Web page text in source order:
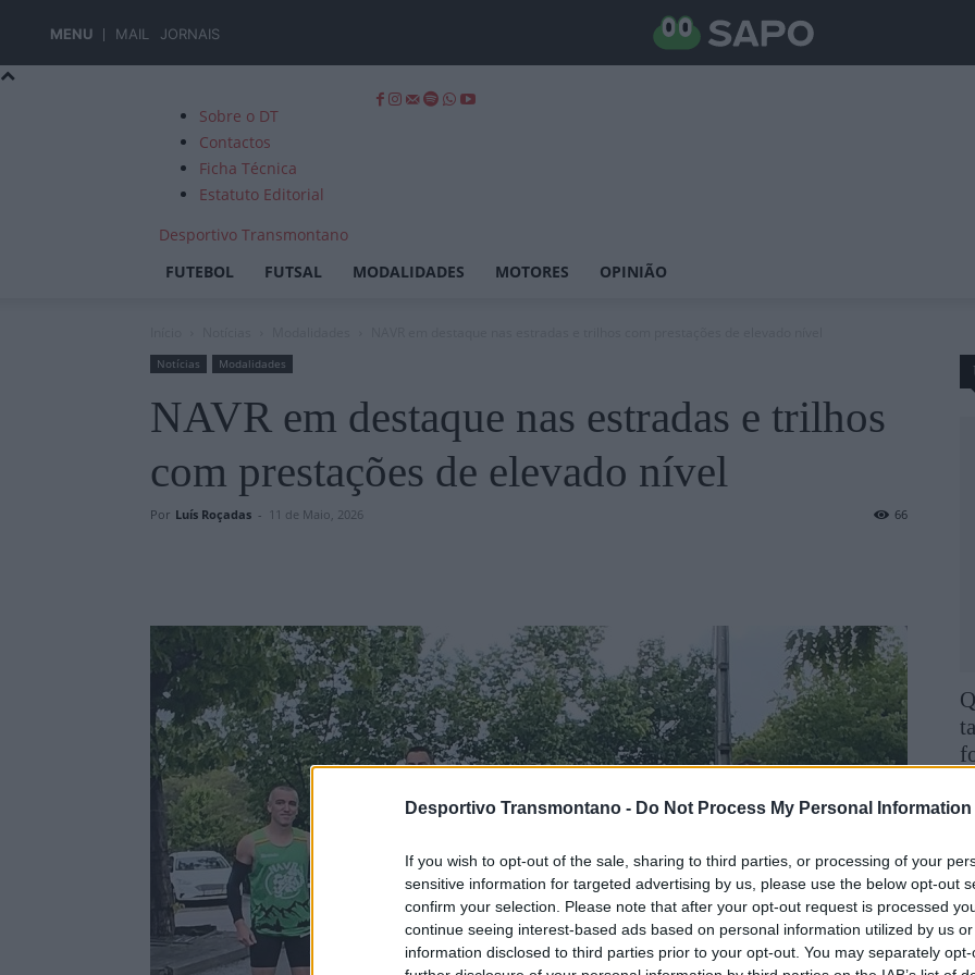
Desportivo Transmontano - Do Not Process My Personal Information
If you wish to opt-out of the sale, sharing to third parties, or processing of your
sensitive information for targeted advertising by us, please use the below opt-out
confirm your selection. Please note that after your opt-out request is processed
continue seeing interest-based ads based on personal information utilized by us
information disclosed to third parties prior to your opt-out. You may separately
MENU MAIL JORNAIS
Sobre o DT
Contactos
Ficha Técnica
Estatuto Editorial
Desportivo Transmontano
FUTEBOL
FUTSAL MODALIDADES MOTORES OPINIÃO
Notícias Modalidades
NAVR em destaque nas estradas e trilhos
com prestações de elevado nível
Por Luís Roçadas - 11 de Maio, 2026 66